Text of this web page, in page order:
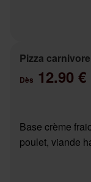
Pizza
Dès 12.90 €
Base crème
poulet, viande